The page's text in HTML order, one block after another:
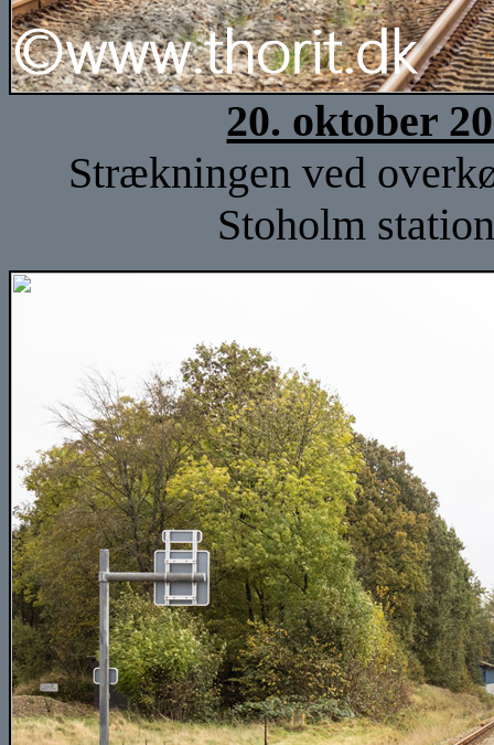
20. oktober
Strækningen ved
Stoholm